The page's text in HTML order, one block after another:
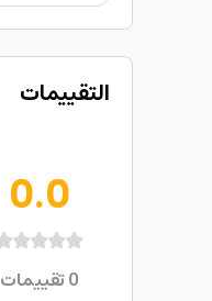
التقييمات
0.0
0تقييمات